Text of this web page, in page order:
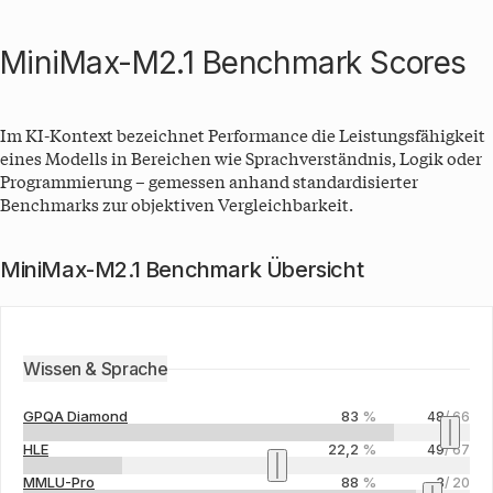
MiniMax-M2.1 Benchmark Scores
Im KI-Kontext bezeichnet Performance die Leistungsfähigkeit
eines Modells in Bereichen wie Sprachverständnis, Logik oder
Programmierung – gemessen anhand standardisierter
Benchmarks zur objektiven Vergleichbarkeit.
MiniMax-M2.1 Benchmark Übersicht
Wissen & Sprache
GPQA Diamond 83 % 48/66
HLE 22,2 % 49/67
MMLU-Pro 88 % 3/ 20